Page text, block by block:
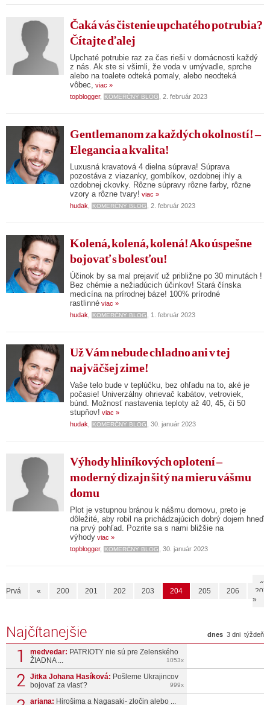
Čaká vás čistenie upchatého potrubia?
Čítajte ďalej
Upchaté potrubie raz za čas rieši v domácnosti každý
z nás. Ak ste si všimli, že voda v umývadle, sprche
alebo na toalete odteká pomaly, alebo neodteká
vôbec, viac »
topblogger, KOMERČNÝ BLOG , 2. február 2023
Gentlemanom za každých okolností! –
Elegancia a kvalita!
Luxusná kravatová 4 dielna súprava! Súprava
pozostáva z viazanky, gombíkov, ozdobnej ihly a
ozdobnej ckovky. Rôzne súpravy rôzne farby, rôzne
vzory a rôzne tvary! viac »
hudak
KOMERČNÝ BLOG , 2. február 2023
Kolená, kolená, kolená! Ako úspešne
bojovať s bolesťou!
Účinok by sa mal prejaviť už približne po 30 minutách !
Bez chémie a nežiadúcich účinkov! Stará čínska
medicína na prírodnej báze! 100% prírodné
rastlinné viac »
hudak
KOMERČNÝ BLOG , 1. február 2023
Už Vám nebude chladno ani v tej
najväčšej zime!
Vaše telo bude v teplúčku, bez ohľadu na to, aké je
počasie! Univerzálny ohrievač kabátov, vetroviek,
búnd. Možnosť nastavenia teploty až 40, 45, či 50
stupňov! viac »
hudak
KOMERČNÝ BLOG , 30. január 2023
Výhody hliníkových oplotení –
moderný dizajn šitý na mieru vášmu
domu
Plot je vstupnou bránou k nášmu domovu, preto je
dôležité, aby robil na prichádzajúcich dobrý dojem hneď
na prvý pohľad. Pozrite sa s nami bližšie na
výhody viac »
topblogger, KOMERČNÝ BLOG , 30. január 2023
«
Prvá
« 200 201 202 203 204 205 206
207
»
Najčítanejšie dnes 3 dni týždeň
medvedar: PATRIOTY nie sú pre Zelenského
ŽIADNA ...
1053x
Jitka Johana Hasíková: Pošleme Ukrajincov
bojovať za vlasť?
999x
ariana: Hirošima a Nagasaki- zločin alebo ...